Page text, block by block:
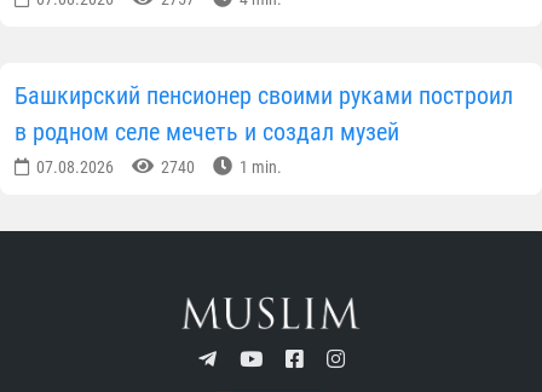
Башкирский пенсионер своими руками построил
в родном селе мечеть и создал музей
07.08.2026 2740 1 min.